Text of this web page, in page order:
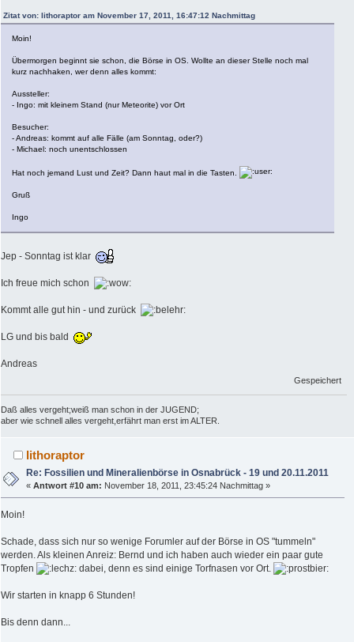
Zitat von: lithoraptor am November 17, 2011, 16:47:12 Nachmittag
Moin!
Übermorgen beginnt sie schon, die Börse in OS. Wollte an dieser Stelle noch mal
kurz nachhaken, wer denn alles kommt:
Aussteller:
- Ingo: mit kleinem Stand (nur Meteorite) vor Ort
Besucher:
- Andreas: kommt auf alle Fälle (am Sonntag, oder?)
- Michael: noch unentschlossen
Hat noch jemand Lust und Zeit? Dann haut mal in die Tasten.
Gruß
Ingo
Jep - Sonntag ist klar
Ich freue mich schon
Kommt alle gut hin - und zurück
LG und bis bald
Andreas
Gespeichert
Daß alles vergeht;weiß man schon in der JUGEND;
aber wie schnell alles vergeht,erfährt man erst im ALTER.
lithoraptor
Re: Fossilien und Mineralienbörse in Osnabrück - 19 und 20.11.2011
«Antwort #10 am: November 18, 2011, 23:45:24 Nachmittag »
Moin!
Schade, dass sich nur so wenige Forumler auf der Börse in OS "tummeln"
werden. Als kleinen Anreiz: Bernd und ich haben auch wieder ein paar gute
Tropfen
dabei, denn es sind einige Torfnasen vor Ort.
Wir starten in knapp 6 Stunden!
Bis denn dann...